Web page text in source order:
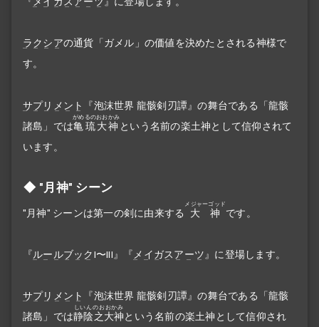
ラクシアの通貨「ガメル」の価値を決めたとされる神様で
す。
サプリメント
『泡沫世界 龍骸剣刃譚』の舞台である「龍骸
諸島」では亀琉大神
がめるのおおかみ
という名前の楽土神として信仰されて
います。
"月神" シーン
"月神" シーンは第一の剣に由来する 大神
メジャーゴッド
です。
『ルールブックI〜III』『 メイガスアーツ 』に登場します。
サプリメント
『泡沫世界 龍骸剣刃譚』の舞台である「龍骸
諸島」では静陰之大神
しいんのおおかみ
という名前の楽土神として信仰され